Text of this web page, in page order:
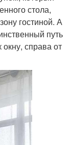
стола,
гостиной. А
путь
справа от